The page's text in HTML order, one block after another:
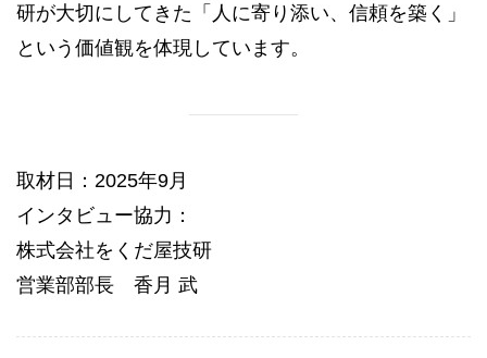
研が大切にしてきた「人に寄り添い、信頼を築く」
という価値観を体現しています。
取材日：2025年9月
インタビュー協力：
株式会社をくだ屋技研
営業部部長 香月 武